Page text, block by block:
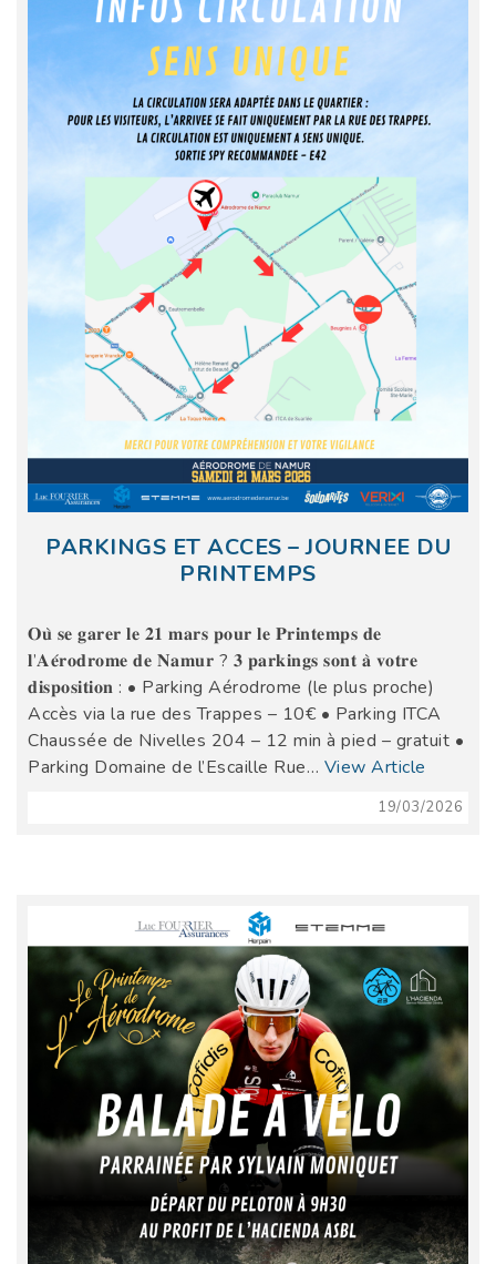
PARKINGS ET ACCES – JOURNEE DU
PRINTEMPS
𝐎𝐮̀ 𝐬𝐞 𝐠𝐚𝐫𝐞𝐫 𝐥𝐞 𝟐𝟏 𝐦𝐚𝐫𝐬 𝐩𝐨𝐮𝐫 𝐥𝐞 𝐏𝐫𝐢𝐧𝐭𝐞𝐦𝐩𝐬 𝐝𝐞
𝐥’𝐀𝐞́𝐫𝐨𝐝𝐫𝐨𝐦𝐞 𝐝𝐞 𝐍𝐚𝐦𝐮𝐫 ? 𝟑 𝐩𝐚𝐫𝐤𝐢𝐧𝐠𝐬 𝐬𝐨𝐧𝐭 𝐚̀ 𝐯𝐨𝐭𝐫𝐞
𝐝𝐢𝐬𝐩𝐨𝐬𝐢𝐭𝐢𝐨𝐧 : • Parking Aérodrome (le plus proche)
Accès via la rue des Trappes – 10€ • Parking ITCA
Chaussée de Nivelles 204 – 12 min à pied – gratuit •
Parking Domaine de l’Escaille Rue… View Article
19/03/2026